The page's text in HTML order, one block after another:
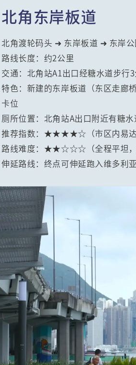
北角东岸板道
北角渡轮码头 ➜ 东岸板道 ➜ 东岸
路线长度：约2公里
交通：北角站A1出口经糖水道步行
特色：新建的东岸板道（东区走廊
卡位
厕所位置：北角站A出口附近有糖
推荐指数：★★★★☆（市区内易达
路线难度：★★☆☆☆（全程平坦，
伸延路线：终点可伸延跑入维多利